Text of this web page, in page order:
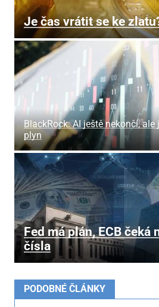
Je čas vrátit se ke
BlackRock: AI ještě nekončí, ale
plyn
Fed má plán, ECB čeká
čísla
PODOBNÉ ČLÁNKY